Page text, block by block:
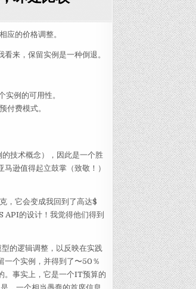
EC2 RESERVED INSTANCE：好处，坏处比较
的价格调整。
来，保留实例是一种倒退。
例的可用性。
付费模式。
技术概念），因此是一个胜
逊值得起立鼓掌（致敬！）
，它会变成我回到了高达$
API的设计！我觉得他们得到
的逻辑调整，以反映在实践
一个实例，并得到了〜50％
。事实上，它是一个IT预算的